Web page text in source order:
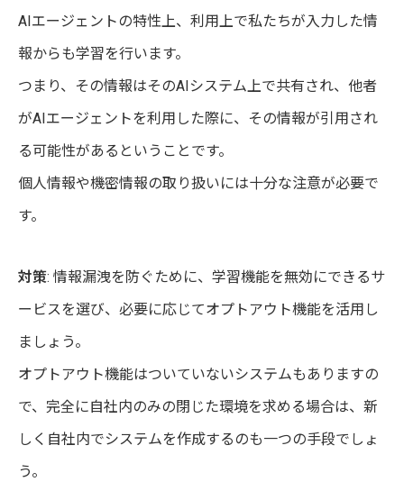
AIエージェントの特性上、利用上で私たちが入力した情
報からも学習を行います。
つまり、その情報はそのAIシステム上で共有され、他者
がAIエージェントを利用した際に、その情報が引用され
る可能性があるということです。
個人情報や機密情報の取り扱いには十分な注意が必要で
す。
対策: 情報漏洩を防ぐために、学習機能を無効にできるサ
ービスを選び、必要に応じてオプトアウト機能を活用し
ましょう。
オプトアウト機能はついていないシステムもありますの
で、完全に自社内のみの閉じた環境を求める場合は、新
しく自社内でシステムを作成するのも一つの手段でしょ
う。